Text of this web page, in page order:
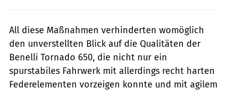
All diese Maßnahmen verhinderten womöglich
den unverstellten Blick auf die Qualitäten der
Benelli Tornado 650, die nicht nur ein
spurstabiles Fahrwerk mit allerdings recht harten
Federelementen vorzeigen konnte und mit agilem